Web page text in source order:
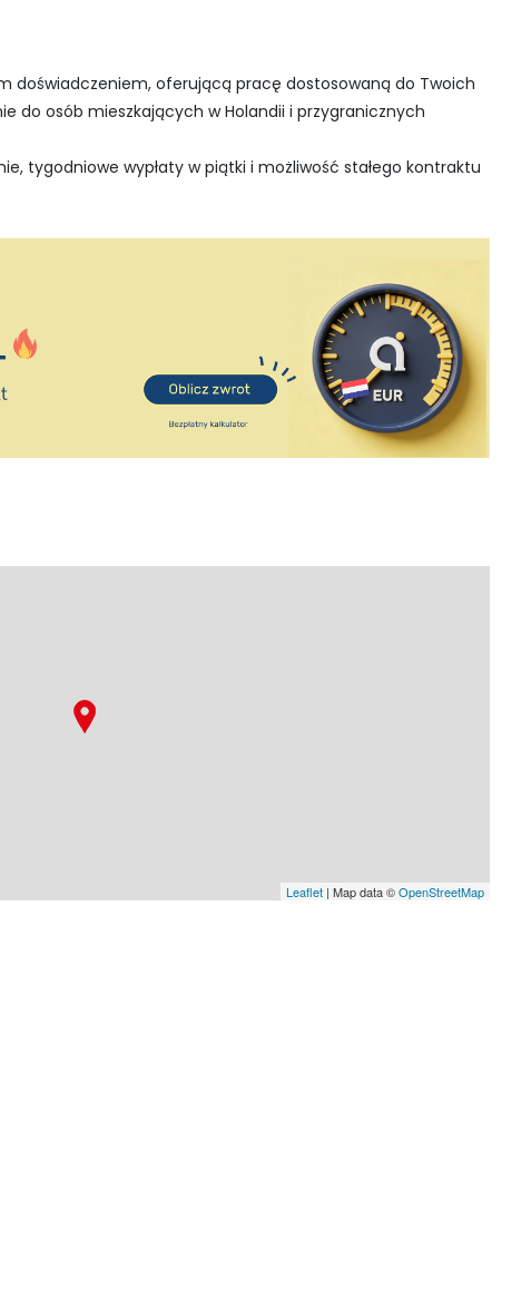
doświadczeniem, oferującą pracę dostosowaną do Twoich
do osób mieszkających w Holandii i przygranicznych
tygodniowe wypłaty w piątki i możliwość stałego kontraktu
Leaflet| Map data ©OpenStreetMap